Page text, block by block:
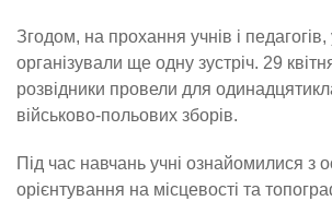
Згодом, на прохання учнів і педагогів,
організували ще одну зустріч. 29
розвідники провели для
військово-польових зборів.
Під час навчань учні ознайомилися з
орієнтування на місцевості та